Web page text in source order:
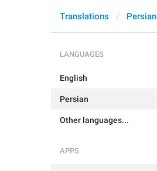
Translations Persian
LANGUAGES
English
Persian
Other languages...
APPS